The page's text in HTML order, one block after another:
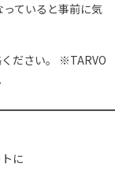
ていると事前に気
ださい。 ※TARVO
に